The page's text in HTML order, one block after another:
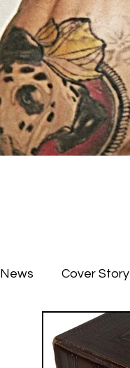
News Cover Story